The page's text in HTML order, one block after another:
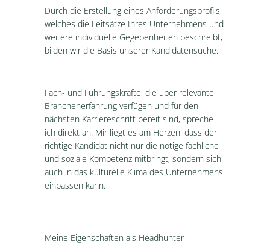
Durch die Erstellung eines Anforderungsprofils,
welches die Leitsätze Ihres Unternehmens und
weitere individuelle Gegebenheiten beschreibt,
bilden wir die Basis unserer Kandidatensuche.
Fach- und Führungskräfte, die über relevante
Branchenerfahrung verfügen und für den
nächsten Karriereschritt bereit sind, spreche
ich direkt an. Mir liegt es am Herzen, dass der
richtige Kandidat nicht nur die nötige fachliche
und soziale Kompetenz mitbringt, sondern sich
auch in das kulturelle Klima des Unternehmens
einpassen kann.
Meine Eigenschaften als Headhunter